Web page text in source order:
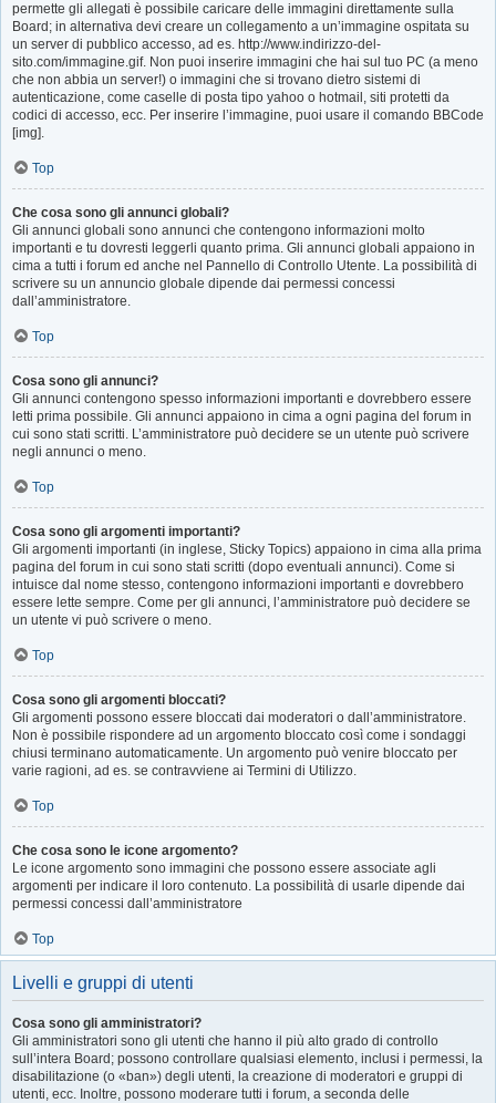
permette gli allegati è possibile caricare delle immagini direttamente sulla
Board; in alternativa devi creare un collegamento a un’immagine ospitata su
un server di pubblico accesso, ad es. http://www.indirizzo-del-
sito.com/immagine.gif. Non puoi inserire immagini che hai sul tuo PC (a meno
che non abbia un server!) o immagini che si trovano dietro sistemi di
autenticazione, come caselle di posta tipo yahoo o hotmail, siti protetti da
codici di accesso, ecc. Per inserire l’immagine, puoi usare il comando BBCode
[img].
Top
Che cosa sono gli annunci globali?
Gli annunci globali sono annunci che contengono informazioni molto
importanti e tu dovresti leggerli quanto prima. Gli annunci globali appaiono in
cima a tutti i forum ed anche nel Pannello di Controllo Utente. La possibilità di
scrivere su un annuncio globale dipende dai permessi concessi
dall’amministratore.
Top
Cosa sono gli annunci?
Gli annunci contengono spesso informazioni importanti e dovrebbero essere
letti prima possibile. Gli annunci appaiono in cima a ogni pagina del forum in
cui sono stati scritti. L’amministratore può decidere se un utente può scrivere
negli annunci o meno.
Top
Cosa sono gli argomenti importanti?
Gli argomenti importanti (in inglese, Sticky Topics) appaiono in cima alla prima
pagina del forum in cui sono stati scritti (dopo eventuali annunci). Come si
intuisce dal nome stesso, contengono informazioni importanti e dovrebbero
essere lette sempre. Come per gli annunci, l’amministratore può decidere se
un utente vi può scrivere o meno.
Top
Cosa sono gli argomenti bloccati?
Gli argomenti possono essere bloccati dai moderatori o dall’amministratore.
Non è possibile rispondere ad un argomento bloccato così come i sondaggi
chiusi terminano automaticamente. Un argomento può venire bloccato per
varie ragioni, ad es. se contravviene ai Termini di Utilizzo.
Top
Che cosa sono le icone argomento?
Le icone argomento sono immagini che possono essere associate agli
argomenti per indicare il loro contenuto. La possibilità di usarle dipende dai
permessi concessi dall’amministratore
Top
Livelli e gruppi di utenti
Cosa sono gli amministratori?
Gli amministratori sono gli utenti che hanno il più alto grado di controllo
sull’intera Board; possono controllare qualsiasi elemento, inclusi i permessi, la
disabilitazione (o «ban») degli utenti, la creazione di moderatori e gruppi di
utenti, ecc. Inoltre, possono moderare tutti i forum, a seconda delle